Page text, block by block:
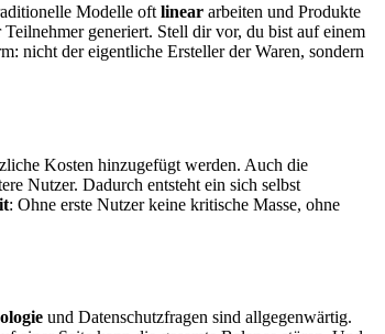
Modelle oft linear arbeiten und Produkte
generiert. Stell dir vor, du bist auf einem
nicht der eigentliche Ersteller der Waren, sondern
Kosten hinzugefügt werden. Auch die
Nutzer. Dadurch entsteht ein sich selbst
: Ohne erste Nutzer keine kritische Masse, ohne
und Datenschutzfragen sind allgegenwärtig.